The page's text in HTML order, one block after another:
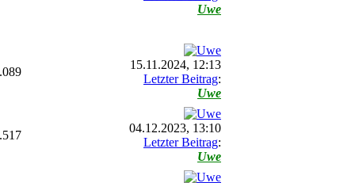
Uwe
15.11.2024, 12:13
Letzter Beitrag:
Uwe
04.12.2023, 13:10
Letzter Beitrag:
Uwe